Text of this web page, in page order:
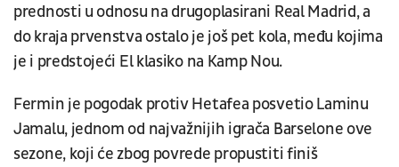
prednosti u odnosu na drugoplasirani Real Madrid, a
do kraja prvenstva ostalo je još pet kola, među kojima
je i predstojeći El klasiko na Kamp Nou.
Fermin je pogodak protiv Hetafea posvetio Laminu
Jamalu, jednom od najvažnijih igrača Barselone ove
sezone, koji će zbog povrede propustiti finiš